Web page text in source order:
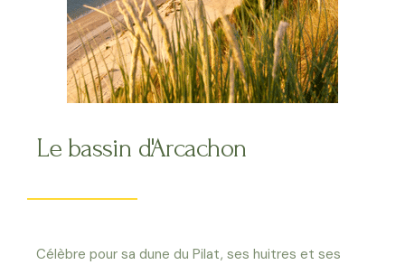
Le bassin d'Arcachon
Célèbre pour sa dune du Pilat, ses huitres et ses